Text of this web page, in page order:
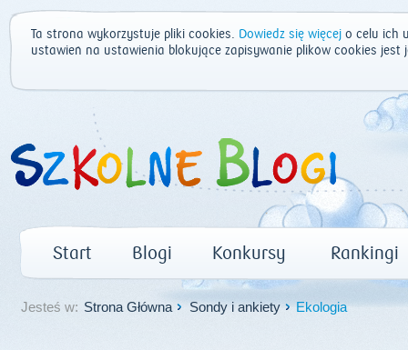
Ta strona wykorzystuje pliki cookies. Dowiedz się więcej o celu ich
ustawień na ustawienia blokujące zapisywanie plików cookies
Start Blogi Konkursy Rankingi
Jesteś w: Strona Główna Sondy i ankiety Ekologia